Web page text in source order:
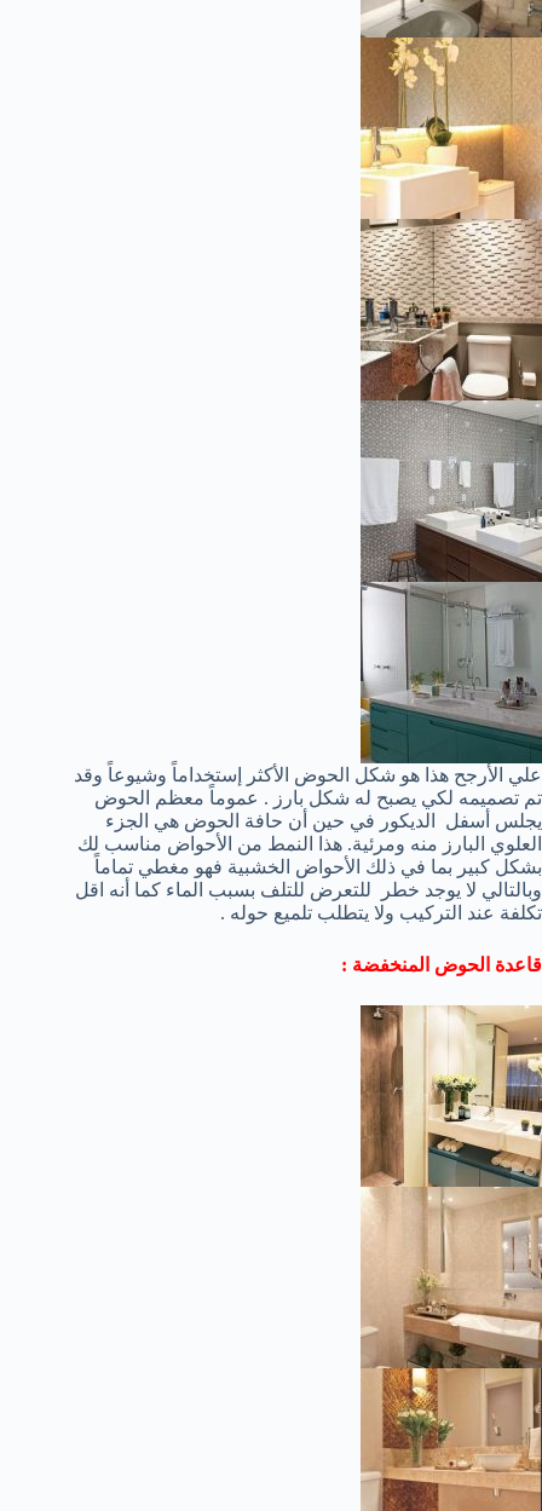
علي الأرجح هذا هو شكل الحوض الأكثر إستخداماً وشيوعاً وقد
تم تصميمه لكي يصبح له شكل بارز . عموماً معظم الحوض
يجلس أسفل الديكور في حين أن حافة الحوض هي الجزء
العلوي البارز منه ومرئية. هذا النمط من الأحواض مناسب لك
بشكل كبير بما في ذلك الأحواض الخشبية فهو مغطي تماماً
وبالتالي لا يوجد خطر للتعرض للتلف بسبب الماء كما أنه اقل
تكلفة عند التركيب ولا يتطلب تلميع حوله .
قاعدة الحوض المنخفضة :